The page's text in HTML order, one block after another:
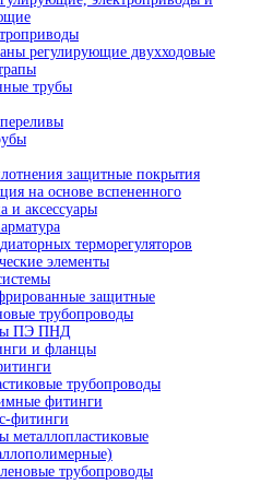
регулирующие двухходовые
трубы
защитные покрытия
на основе вспененного
и аксессуары
терморегуляторов
элементы
защитные
трубопроводы
ПЭ ПНД
и фланцы
трубопроводы
фитинги
фитинги
металлопластиковые
трубопроводы